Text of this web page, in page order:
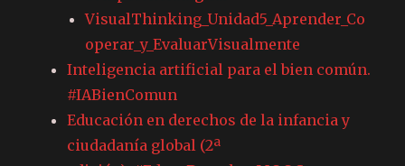
VisualThinking_Unidad5_Aprender_Co
operar_y_EvaluarVisualmente
Inteligencia artificial para el bien común.
#IABienComun
Educación en derechos de la infancia y
ciudadanía global (2ª